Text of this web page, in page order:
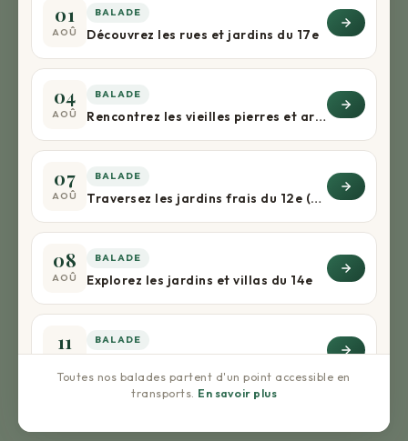
01
AOÛ
BALADE
Découvrez les rues et jardins du 17e
04
AOÛ
BALADE
Rencontrez les vieilles pierres et arbres du 5e
07
AOÛ
BALADE
Traversez les jardins frais du 12e (+apéro) !
08
AOÛ
BALADE
Explorez les jardins et villas du 14e
11 BALADE
Toutes nos balades partent d'un point accessible en
transports. En savoir plus